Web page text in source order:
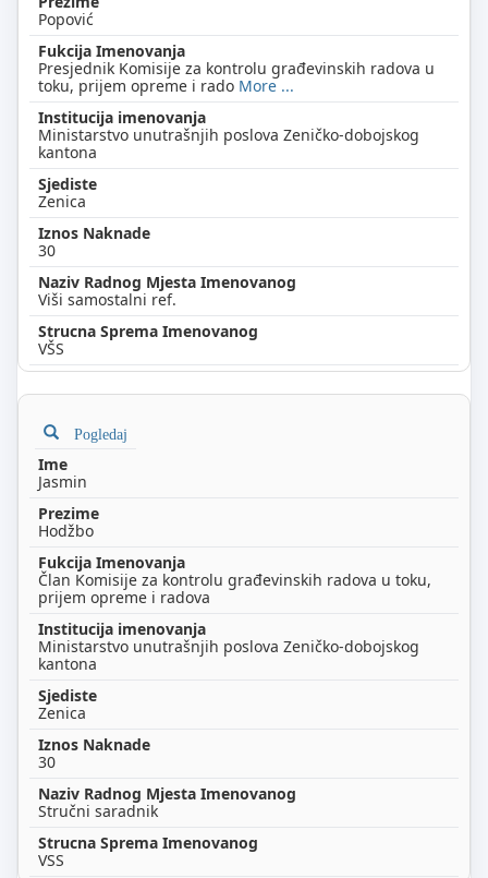
Popović
Presjednik Komisije za kontrolu građevinskih radova u
toku, prijem opreme i rado More ...
Ministarstvo unutrašnjih poslova Zeničko-dobojskog
kantona
Zenica
30
Viši samostalni ref.
VŠS
Pogledaj
Jasmin
Hodžbo
Član Komisije za kontrolu građevinskih radova u toku,
prijem opreme i radova
Ministarstvo unutrašnjih poslova Zeničko-dobojskog
kantona
Zenica
30
Stručni saradnik
VSS